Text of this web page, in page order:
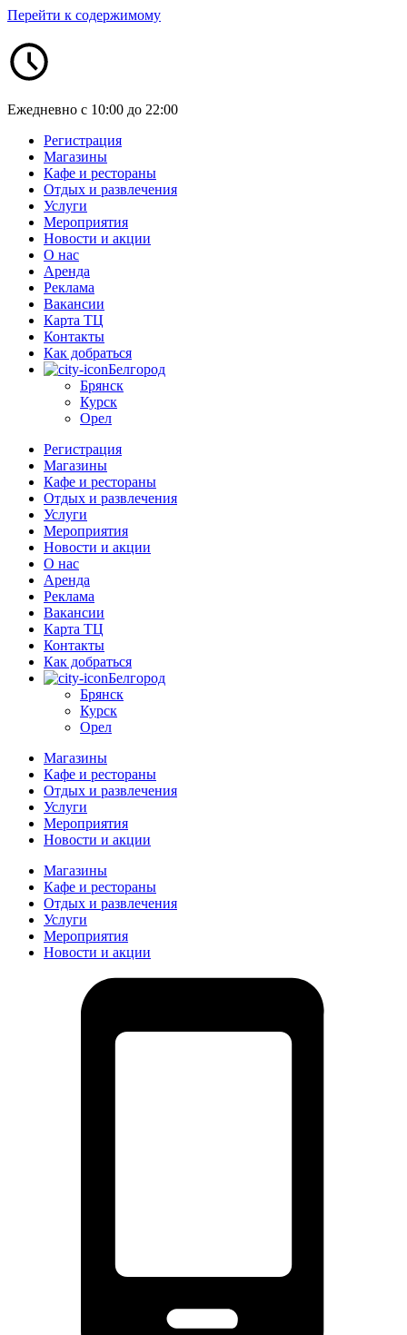
Перейти к содержимому
Ежедневно с 10:00 до 22:00
Регистрация
Магазины
Кафе и рестораны
Отдых и развлечения
Услуги
Мероприятия
Новости и акции
О нас
Аренда
Реклама
Вакансии
Карта ТЦ
Контакты
Как добраться
Белгород
Брянск
Курск
Орел
Регистрация
Магазины
Кафе и рестораны
Отдых и развлечения
Услуги
Мероприятия
Новости и акции
О нас
Аренда
Реклама
Вакансии
Карта ТЦ
Контакты
Как добраться
Белгород
Брянск
Курск
Орел
Магазины
Кафе и рестораны
Отдых и развлечения
Услуги
Мероприятия
Новости и акции
Магазины
Кафе и рестораны
Отдых и развлечения
Услуги
Мероприятия
Новости и акции